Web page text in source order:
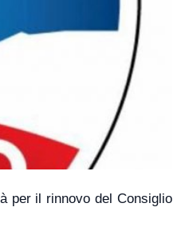
per il rinnovo del Consiglio